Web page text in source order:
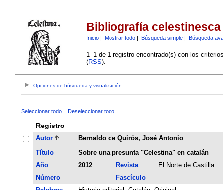
Bibliografía celestinesca
Inicio| Mostrar todo| Búsqueda simple| Búsqueda
1–1 de 1 registro encontrado(s) con los
(RSS):
Opciones de búsqueda y visualización
Seleccionar todo Deseleccionar todo
Registro
Autor
Bernaldo de Quirós, José Antonio
Título
Sobre una presunta "Celestina" en catalán
Año
2012 Revista
El Norte de Castilla
Número
Fascículo